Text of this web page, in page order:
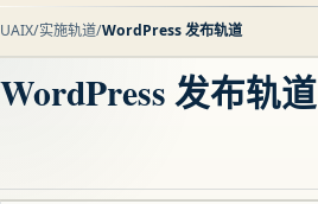
UAIX/实施轨道/WordPress 发布轨道
WordPress 发布轨道